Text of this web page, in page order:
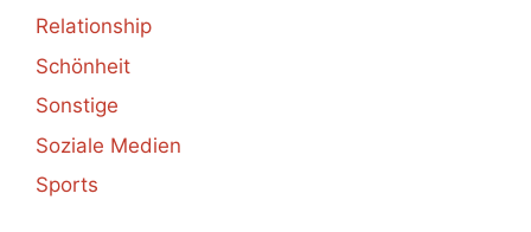
Relationship
Schönheit
Sonstige
Soziale Medien
Sports